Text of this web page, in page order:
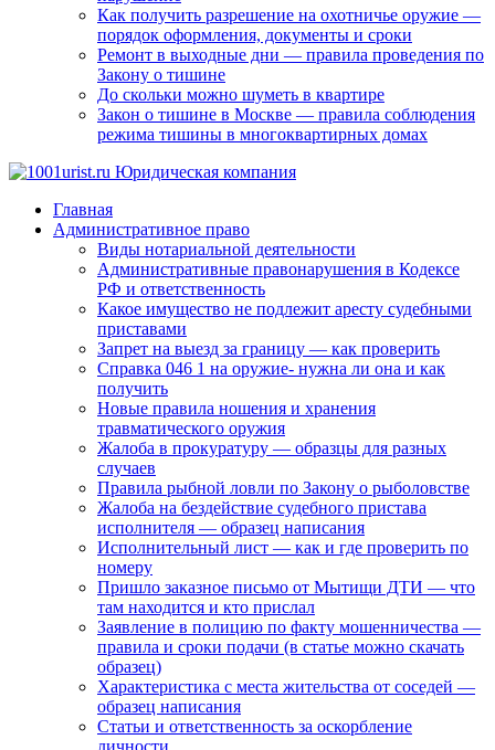
Как получить разрешение на охотничье оружие —
порядок оформления, документы и сроки
Ремонт в выходные дни — правила проведения по
Закону о тишине
До скольки можно шуметь в квартире
Закон о тишине в Москве — правила соблюдения
режима тишины в многоквартирных домах
Главная
Административное право
Виды нотариальной деятельности
Административные правонарушения в Кодексе
РФ и ответственность
Какое имущество не подлежит аресту судебными
приставами
Запрет на выезд за границу — как проверить
Cправка 046 1 на оружие- нужна ли она и как
получить
Новые правила ношения и хранения
травматического оружия
Жалоба в прокуратуру — образцы для разных
случаев
Правила рыбной ловли по Закону о рыболовстве
Жалоба на бездействие судебного пристава
исполнителя — образец написания
Исполнительный лист — как и где проверить по
номеру
Пришло заказное письмо от Мытищи ДТИ — что
там находится и кто прислал
Заявление в полицию по факту мошенничества —
правила и сроки подачи (в статье можно скачать
образец)
Характеристика с места жительства от соседей —
образец написания
Статьи и ответственность за оскорбление
личности